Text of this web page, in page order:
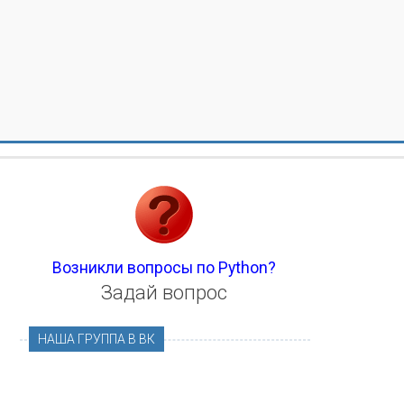
Возникли вопросы по Python?
Задай вопрос
НАША ГРУППА В ВК